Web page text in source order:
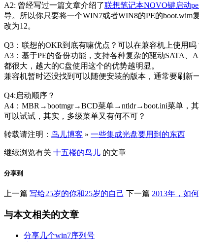
A2: 曾经写过一篇文章介绍了联想笔记本NOVO键启动
导。所以你只要将一个WIN7或者WIN8的PE的
改为12。
Q3：联想的OKR到底有嘛优点？可以在兼容机上使用吗
A3：基于PE的备份功能，支持各种复杂的驱动SATA
都很大，越大的C盘使用这个的优势越明显。
兼容机暂时还没找到可以随便安装的版本，通常要刷新
Q4:启动顺序？
A4：MBR→bootmgr→BCD菜单→ntldr→boot.ini菜单，其
可以试试，其实，多级菜单又有何不可？
转载请注明： 鸟儿博客 » 一些集成光盘要用到的东西
继续浏览有关 十五楼的鸟儿 的文章
分享到
上一篇 写给25岁的你和25岁的自己 下一篇 2013年，如
与本文相关的文章
分享几个win7序列号